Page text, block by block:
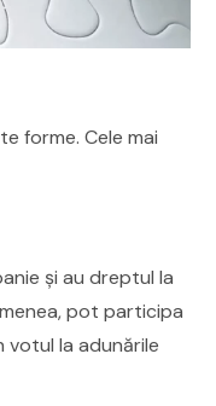
forme. Cele mai
și au dreptul la
pot participa
votul la adunările